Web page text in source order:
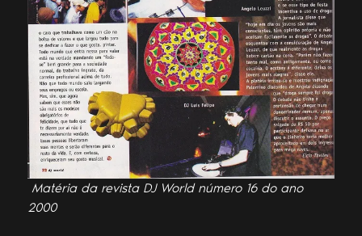
Matéria da revista DJ World número 16 do ano
2000